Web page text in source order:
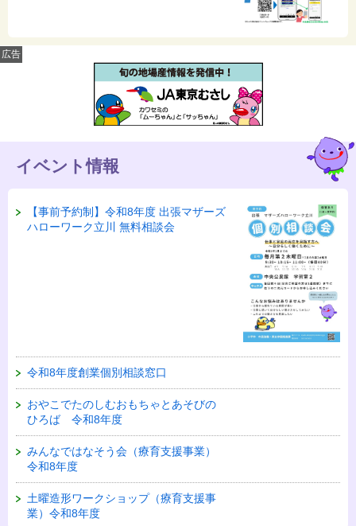
広告
イベント情報
【事前予約制】令和8年度 出張マザーズ
ハローワーク立川 無料相談会
令和8年度創業個別相談窓口
おやこでたのしむおもちゃとあそびの
ひろば 令和8年度
みんなではなそう会（療育支援事業）
令和8年度
土曜造形ワークショップ（療育支援事
業）令和8年度